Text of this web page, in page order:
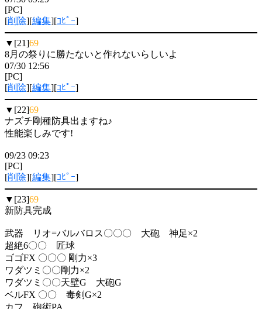
[PC]
[削除][編集][ｺﾋﾟｰ]
▼[21]69
8月の祭りに勝たないと作れないらしいよ
07/30 12:56
[PC]
[削除][編集][ｺﾋﾟｰ]
▼[22]69
ナズチ剛種防具出ますね♪
性能楽しみです!
09/23 09:23
[PC]
[削除][編集][ｺﾋﾟｰ]
▼[23]69
新防具完成
武器 リオ=バルバロス〇〇〇 大砲 神足×2
超絶6〇〇 匠球
ゴゴFX 〇〇〇 剛力×3
ワダツミ〇〇剛力×2
ワダツミ〇〇天壁G 大砲G
ベルFX 〇〇 毒剣G×2
カフ 砲術PA